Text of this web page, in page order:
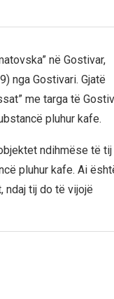
në Gostivar,
nga Gostivari. Gjatë
me targa të
pluhur kafe.
ndihmëse të tij
pluhur kafe. Ai
ndaj tij do të vijojë